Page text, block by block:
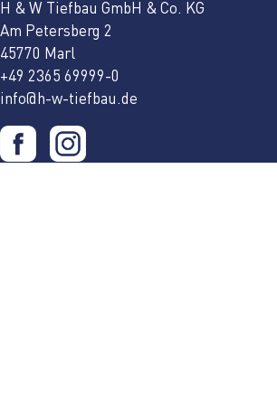
H & W Tiefbau GmbH & Co. KG
Am Petersberg 2
45770 Marl
+49 2365 69999-0
info@h-w-tiefbau.de